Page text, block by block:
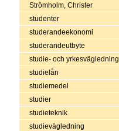
Strömholm, Christer
studenter
studerandeekonomi
studerandeutbyte
studie- och yrkesvägledning
studielån
studiemedel
studier
studieteknik
studievägledning